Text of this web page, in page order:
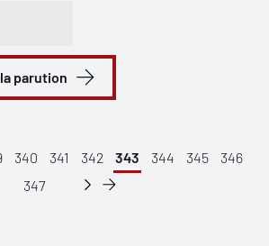
parution
340 341 342 343 344 345
346
347